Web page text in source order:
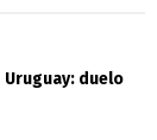
duelo